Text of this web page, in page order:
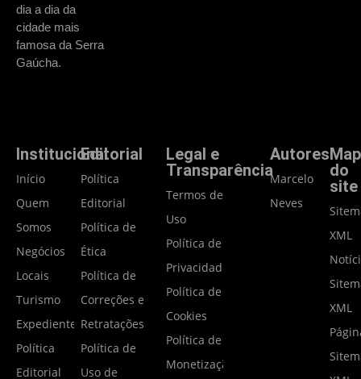
dia a dia da
cidade mais
famosa da Serra
Gaúcha.
Institucional
Início
Quem
Somos
Negócios
Locais
Turismo
Expediente
Política
Editorial
Editorial
Política
Editorial
Política de
Ética
Política de
Correções e
Retratações
Política de
Uso de
Legal e
Transparência
Termos de
Uso
Política de
Privacidade
Política de
Cookies
Política de
Monetização
Autores
Marcelo
Neves
do
site
XML
XML